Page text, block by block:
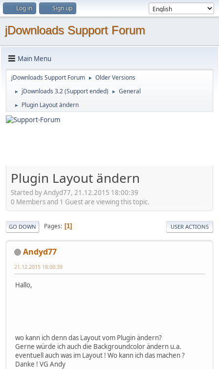
Log in Sign up
jDownloads Support Forum
Main Menu
jDownloads Support Forum ► Older Versions
► jDownloads 3.2 (Support ended) ► General
► Plugin Layout ändern
Plugin Layout ändern
Started by Andyd77, 21.12.2015 18:00:39
0 Members and 1 Guest are viewing this topic.
GO DOWN Pages 1 USER ACTIONS
Andyd77
21.12.2015 18:00:39
Hallo,
wo kann ich denn das Layout vom Plugin ändern?
Gerne würde ich auch die Backgroundcolor ändern u.a.
eventuell auch was im Layout ! Wo kann ich das machen ?
Danke ! VG Andy